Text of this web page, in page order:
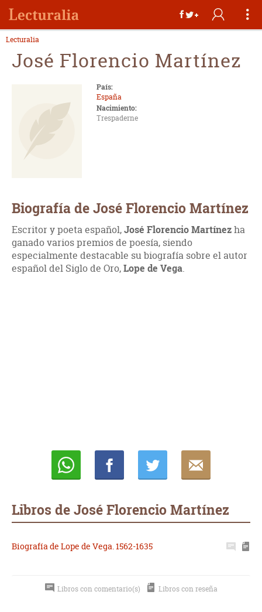
Lecturalia
José Florencio Martínez
País:
España
Nacimiento:
Trespaderne
Biografía de José Florencio Martínez
Escritor y poeta español,José Florencio Martínezha
ganado varios premios de poesía, siendo
especialmente destacable su biografía sobre el autor
español del Siglo de Oro,Lope de Vega.
Libros de José Florencio Martínez
Biografía de Lope de Vega. 1562-1635
Libros con comentario(s) Libros con reseña